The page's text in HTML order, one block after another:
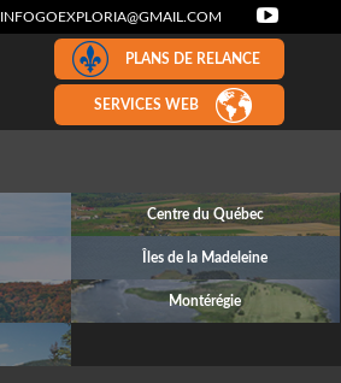
INFOGOEXPLORIA@GMAIL.COM
PLANS DE RELANCE
SERVICES WEB
Centre du Québec
Îles de la Madeleine
Montérégie